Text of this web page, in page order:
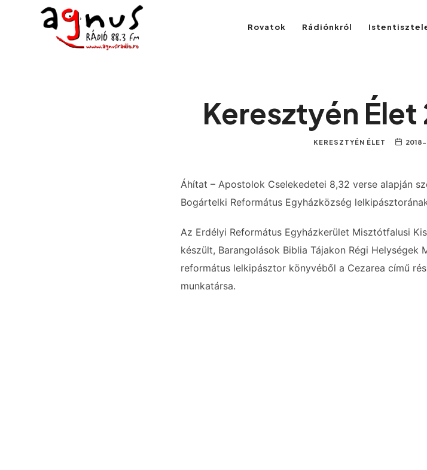
Agnus Rádió Rovatok Rádiónkról
Keresztyén
KERESZTYÉN ÉLET
Áhítat – Apostolok Cselekedetei 8,32 verse alapján
Bogártelki Református Egyházközség
Az Erdélyi Református Egyházkerület Misztótfalusi
készült, Barangolások Biblia Tájakon Régi Helységek
református lelkipásztor könyvéből a Cezarea című
munkatársa.